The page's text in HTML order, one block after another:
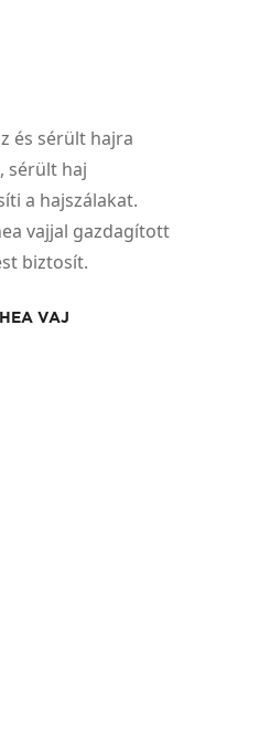
és sérült hajra
sérült haj
a hajszálakat.
vajjal gazdagított
biztosít.
VAJ